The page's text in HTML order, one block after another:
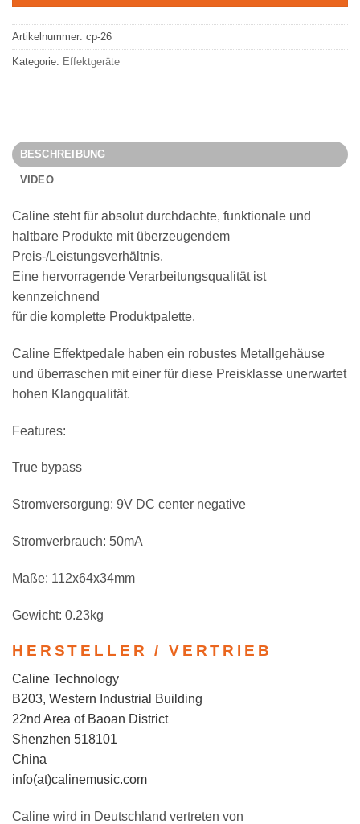
Artikelnummer: cp-26
Kategorie: Effektgeräte
BESCHREIBUNG
VIDEO
Caline steht für absolut durchdachte, funktionale und
haltbare Produkte mit überzeugendem
Preis-/Leistungsverhältnis.
Eine hervorragende Verarbeitungsqualität ist
kennzeichnend
für die komplette Produktpalette.
Caline Effektpedale haben ein robustes Metallgehäuse
und überraschen mit einer für diese Preisklasse unerwartet
hohen Klangqualität.
Features:
True bypass
Stromversorgung: 9V DC center negative
Stromverbrauch: 50mA
Maße: 112x64x34mm
Gewicht: 0.23kg
HERSTELLER / VERTRIEB
Caline Technology
B203, Western Industrial Building
22nd Area of Baoan District
Shenzhen 518101
China
info(at)calinemusic.com
Caline wird in Deutschland vertreten von